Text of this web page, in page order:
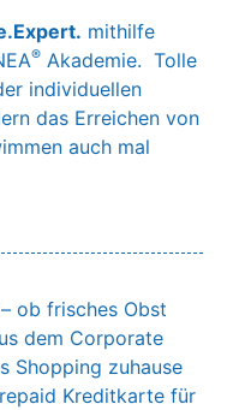
. mithilfe
® Akademie. Tolle
individuellen
das Erreichen von
auch mal
– ob frisches Obst
dem Corporate
Shopping zuhause
Kreditkarte für